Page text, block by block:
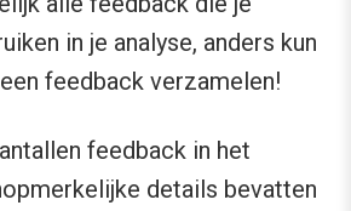
in je analyse, anders kun
feedback verzamelen!
feedback in het
details bevatten